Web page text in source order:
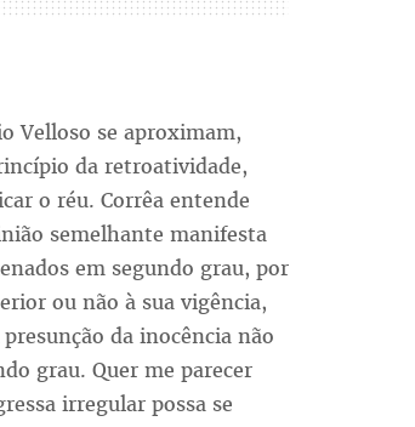
Velloso se aproximam,
da retroatividade,
o réu. Corrêa entende
semelhante manifesta
em segundo grau, por
ou não à sua vigência,
da inocência não
grau. Quer me parecer
irregular possa se